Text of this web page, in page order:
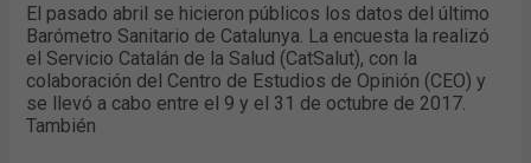
El pasado abril se hicieron públicos los datos del último
Barómetro Sanitario de Catalunya. La encuesta la realizó
el Servicio Catalán de la Salud (CatSalut), con la
colaboración del Centro de Estudios de Opinión (CEO) y
se llevó a cabo entre el 9 y el 31 de octubre de 2017.
También